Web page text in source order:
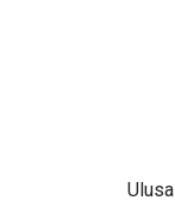
Ulusal